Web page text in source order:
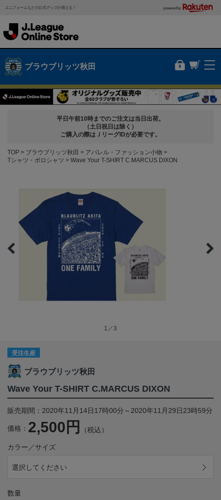
ユニフォームなどの公式グッズが買える！ powered by
ブラウブリッツ秋田
平日午前10時までのご注文は当日出荷。
（土日祝日は除く）
ご購入の際はＪリーグIDが必要です。
TOP ブラウブリッツ秋田
アパレル・ファッション小物
Tシャツ・ポロシャツ
Wave Your T-SHIRT C.MARCUS DIXON
1／3
受注生産
ブラウブリッツ秋田
Wave Your T-SHIRT C.MARCUS DIXON
販売期間：2020年11月14日17時00分～2020年11月29日23時59分
価格： 2,500円 （税込）
カラー／サイズ
選択してください
数量